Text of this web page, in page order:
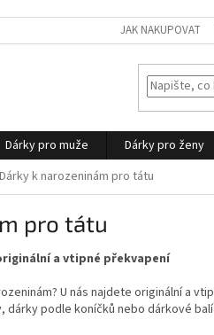
JAK NAKUPOVAT
Dárky pro muže Dárky pro ženy
Dárky k narozeninám pro tátu
pro tátu
a vtipné překvapení
U nás najdete originální a
podle koníčků nebo dárkové